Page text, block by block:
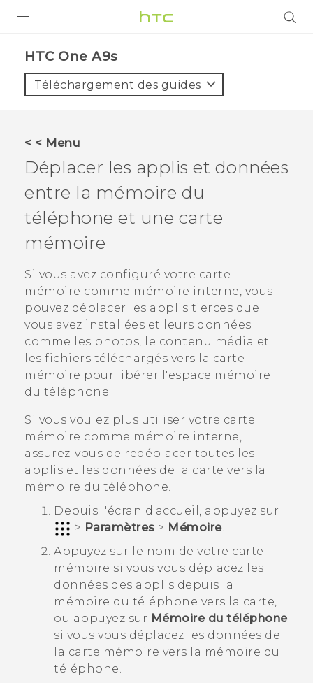
VIVE
VIVERSE
ASSISTANCE
Appareils HTC & Accessoires
Connexion
HTC One A9s‎
Téléchargement des guides
< < Menu
Déplacer les applis et données
entre la mémoire du
téléphone et une carte
mémoire
Si vous avez configuré votre carte
mémoire comme mémoire interne, vous
pouvez déplacer les applis tierces que
vous avez installées et leurs données
comme les photos, le contenu média et
les fichiers téléchargés vers la carte
mémoire pour libérer l'espace mémoire
du téléphone.
Si vous voulez plus utiliser votre carte
mémoire comme mémoire interne,
assurez-vous de redéplacer toutes les
applis et les données de la carte vers la
mémoire du téléphone.
Depuis l'écran d'accueil , appuyez sur
> Paramètres > Mémoire.
Appuyez sur le nom de votre carte
mémoire si vous vous déplacez les
données des applis depuis la
mémoire du téléphone vers la carte,
ou appuyez sur Mémoire du téléphone
si vous vous déplacez les données de
la carte mémoire vers la mémoire du
téléphone.